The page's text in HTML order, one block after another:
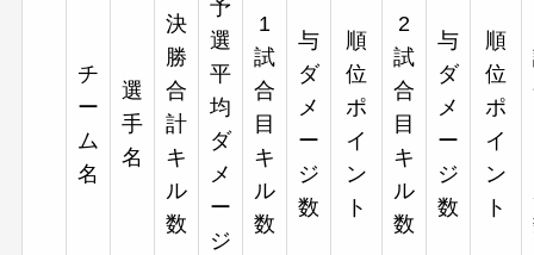
チ
ー
ム
名
選
手
名
決
勝
合
計
キ
ル
数
予
選
平
均
ダ
メ
ー
ジ
1
試
合
目
キ
ル
数
与
ダ
メ
ー
ジ
数
順
位
ポ
イ
ン
ト
2
試
合
目
キ
ル
数
与
ダ
メ
ー
ジ
数
順
位
ポ
イ
ン
ト